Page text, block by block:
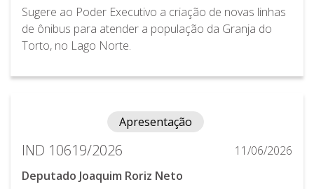
Sugere ao Poder Executivo a criação de novas linhas
de ônibus para atender a população da Granja do
Torto, no Lago Norte.
Apresentação
IND 10619/2026
11/06/2026
Deputado Joaquim Roriz Neto